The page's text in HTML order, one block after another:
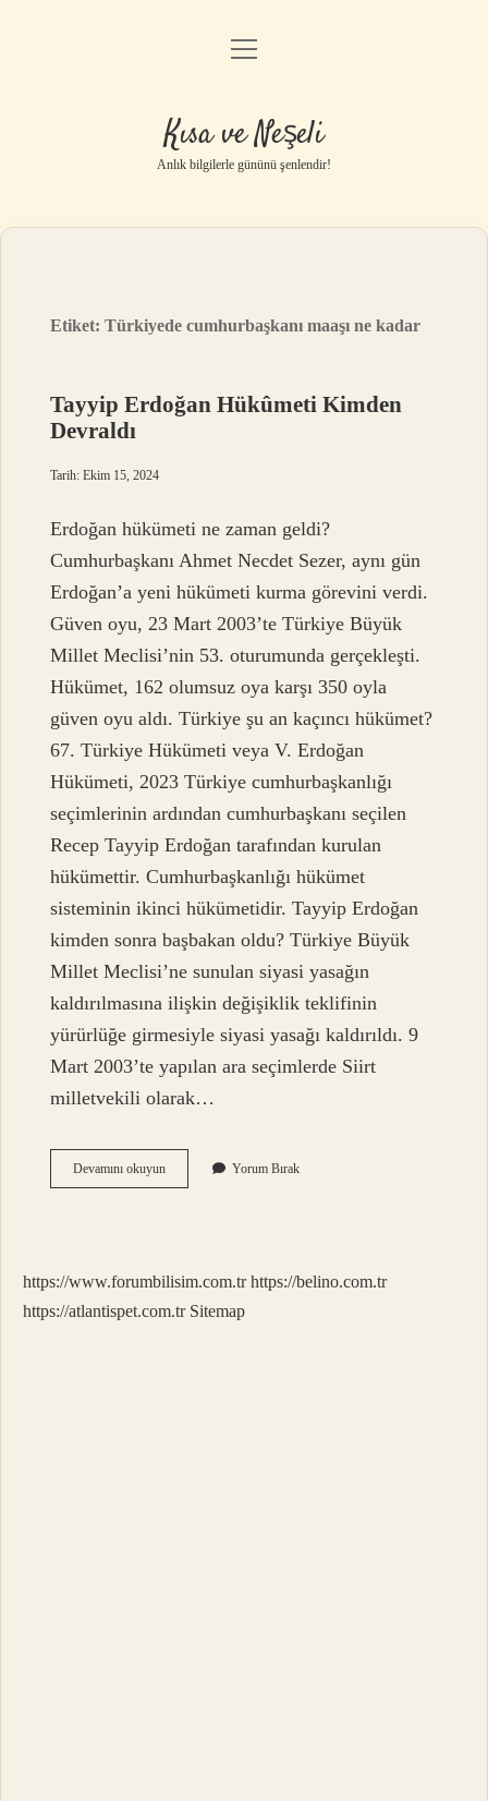
Anasayfa
Yasal Uyarı
menüyü
Kısa ve Neşeli
Anlık bilgilerle gününü şenlendir!
Etiket:Türkiyede cumhurbaşkanı maaşı ne kadar
Tayyip Erdoğan Hükûmeti Kimden
Devraldı
Tarih: Ekim 15, 2024
Erdoğan hükümeti ne zaman geldi?
Cumhurbaşkanı Ahmet Necdet Sezer, aynı gün
Erdoğan’a yeni hükümeti kurma görevini verdi.
Güven oyu, 23 Mart 2003’te Türkiye Büyük
Millet Meclisi’nin 53. oturumunda gerçekleşti.
Hükümet, 162 olumsuz oya karşı 350 oyla
güven oyu aldı. Türkiye şu an kaçıncı hükümet?
67. Türkiye Hükümeti veya V. Erdoğan
Hükümeti, 2023 Türkiye cumhurbaşkanlığı
seçimlerinin ardından cumhurbaşkanı seçilen
Recep Tayyip Erdoğan tarafından kurulan
hükümettir. Cumhurbaşkanlığı hükümet
sisteminin ikinci hükümetidir. Tayyip Erdoğan
kimden sonra başbakan oldu? Türkiye Büyük
Millet Meclisi’ne sunulan siyasi yasağın
kaldırılmasına ilişkin değişiklik teklifinin
yürürlüğe girmesiyle siyasi yasağı kaldırıldı. 9
Mart 2003’te yapılan ara seçimlerde Siirt
milletvekili olarak…
Devamını okuyunTayyip
Erdoğan
Yorum Bırak
https://www.forumbilisim.com.tr https://belino.com.tr
https://atlantispet.com.tr Sitemap